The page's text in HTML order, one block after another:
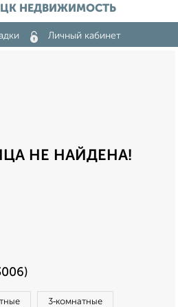
НЕДВИЖИМОСТЬ
Личный кабинет
НЕ НАЙДЕНА!
3‑комнатные